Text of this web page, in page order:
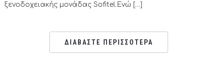
ξενοδοχειακής μονάδας Sofitel.Ενώ […]
ΔΙΑΒΑΣΤΕ ΠΕΡΙΣΣΟΤΕΡΑ